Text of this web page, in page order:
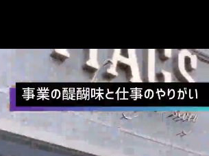
任
経営企画担当が語
る！WAKUWAKU組
オフィスツアー！
WAKUWAKUの東京
語